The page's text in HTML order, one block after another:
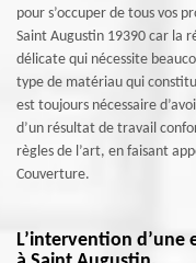
pour s’occuper de tous vos
Saint Augustin 19390 car la
délicate qui nécessite
type de matériau qui
est toujours nécessaire
d’un résultat de travail
règles de l’art, en faisant
Couverture.
L’intervention